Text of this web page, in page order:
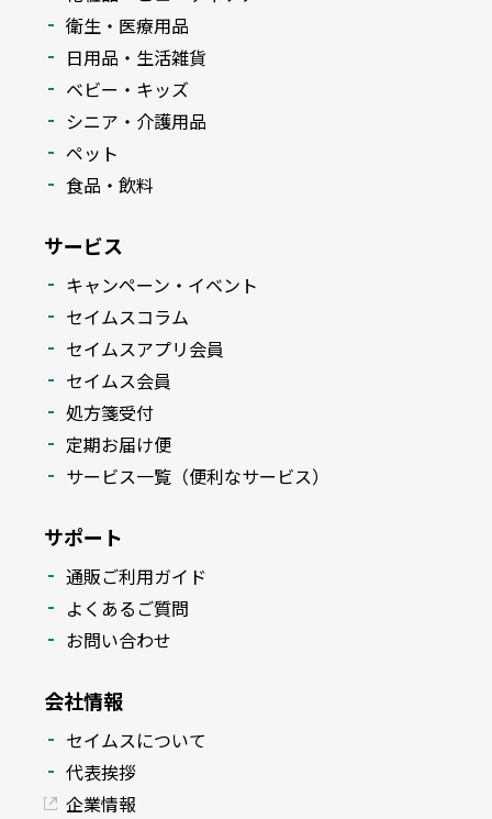
衛生・医療用品
日用品・生活雑貨
ベビー・キッズ
シニア・介護用品
ペット
食品・飲料
サービス
キャンペーン・イベント
セイムスコラム
セイムスアプリ会員
セイムス会員
処方箋受付
定期お届け便
サービス一覧（便利なサービス）
サポート
通販ご利用ガイド
よくあるご質問
お問い合わせ
会社情報
セイムスについて
代表挨拶
企業情報